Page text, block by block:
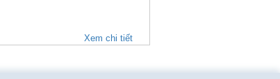
Xem chi tiết